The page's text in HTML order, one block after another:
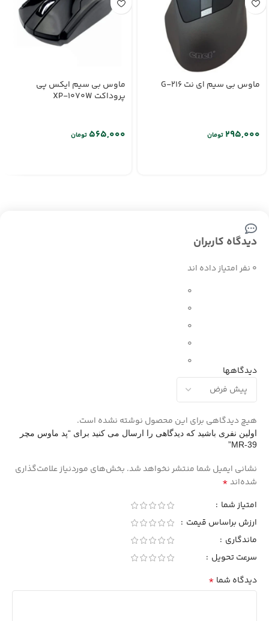
ماوس بی سیم ای نت G-216
تومان
ماوس بی سیم ایکس پی
پروداکت XP-1070W
تومان
دیدگاه کاربران
0 نفر امتیاز داده اند
0
0
0
0
0
دیدگاهها
هیچ دیدگاهی برای این محصول نوشته نشده است.
اولین نفری باشید که دیدگاهی را ارسال می کنید برای “پد ماوس مچر
MR-39”
نشانی ایمیل شما منتشر نخواهد شد. بخش‌های موردنیاز علامت‌گذاری
شده‌اند*
امتیاز شما
ارزش براساس قیمت
ماندگاری
سرعت تحویل
دیدگاه شما *